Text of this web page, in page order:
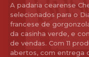
A padaria cearense
selecionados para o
francese de
da casinha verde, e
de vendas. Com 11
abertos, com entrega